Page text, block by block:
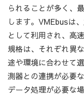
られることが多く、
します。VMEbusは
として利用され、高
規格は、それぞれ異
途や環境に合わせて
測器との連携が必要
データ処理が必要な